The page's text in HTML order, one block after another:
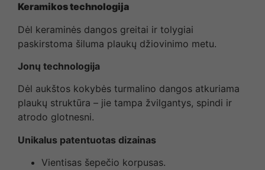
Keramikos technologija
Dėl keraminės dangos greitai ir tolygiai
paskirstoma šiluma plaukų džiovinimo metu.
Jonų technologija
Dėl aukštos kokybės turmalino dangos atkuriama
plaukų struktūra – jie tampa žvilgantys, spindi ir
atrodo glotnesni.
Unikalus patentuotas dizainas
Vientisas šepečio korpusas.